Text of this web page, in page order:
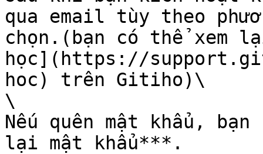
qua email tùy theo
chọn.(bạn có thể xem
học](https://
hoc) trên Gitiho)\
\
Nếu quên mật khẩu,
lại mật khẩu***.